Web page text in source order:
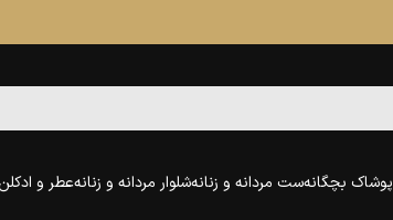
پوشاک بچگانهست مردانه و زنانهشلوار مردانه و زنانهعطر و ادکلن